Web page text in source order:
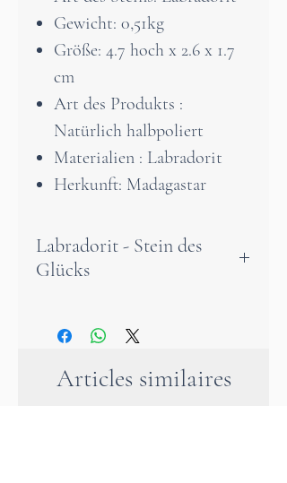
Gewicht: 0,51kg
Größe: 4.7 hoch x 2.6 x 1.7
cm
Art des Produkts :
Natürlich halbpoliert
Materialien : Labradorit
Herkunft: Madagastar
Labradorit - Stein des
Glücks
unverzichtbarer Schutzstein.
Er wirkt wie ein Schild und
absorbiert schädliche
Articles similaires